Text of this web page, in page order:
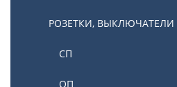
РОЗЕТКИ, ВЫКЛЮЧАТЕЛИ
СП
ОП